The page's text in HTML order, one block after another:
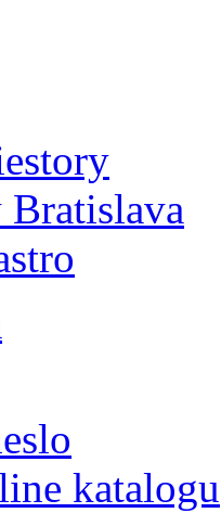
Bratislava
katalogu